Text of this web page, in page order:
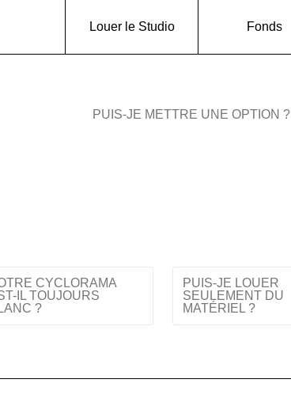
Louer le Studio Fonds
PUIS-JE METTRE UNE OPTION ?
CYCLORAMA
IL TOUJOURS
?
PUIS-JE LOUER
SEULEMENT DU
MATÉRIEL ?